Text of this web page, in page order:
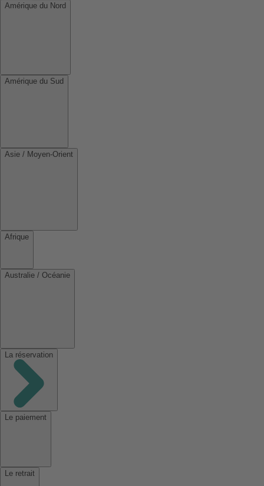
Amérique du Nord
Amérique du Sud
Asie / Moyen-Orient
Afrique
Australie / Océanie
La réservation
Le paiement
Le retrait